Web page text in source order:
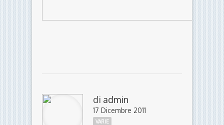
di admin
17 Dicembre 2011
VARIE